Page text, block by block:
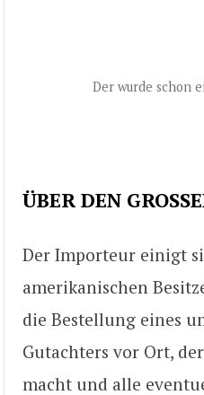
Der wurde schon
ÜBER DEN
Der Importeur einigt
amerikanischen
die Bestellung eines
Gutachters vor Ort,
macht und alle